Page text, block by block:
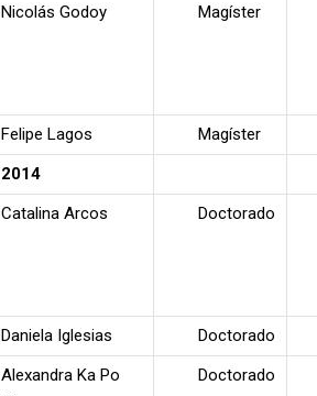
Nicolás Godoy Magíster
Felipe Lagos
Magíster
2014
Catalina Arcos
Doctorado
Daniela Iglesias
Doctorado
Alexandra Ka Po
Doctorado